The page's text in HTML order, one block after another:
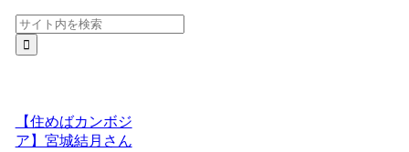
【住めばカンボジ
ア】宮城結月さん